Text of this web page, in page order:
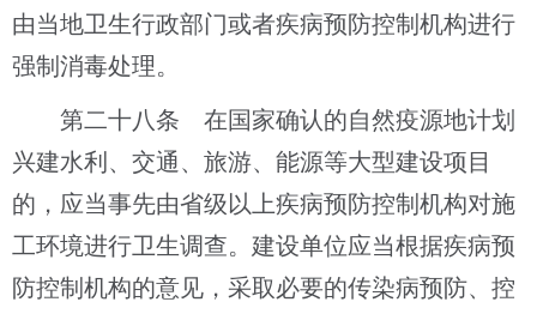
由当地卫生行政部门或者疾病预防控制机构进行
强制消毒处理。
第二十八条 在国家确认的自然疫源地计划
兴建水利、交通、旅游、能源等大型建设项目
的，应当事先由省级以上疾病预防控制机构对施
工环境进行卫生调查。建设单位应当根据疾病预
防控制机构的意见，采取必要的传染病预防、控